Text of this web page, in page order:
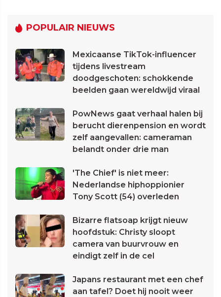
POPULAIR NIEUWS
Mexicaanse TikTok-influencer
tijdens livestream
doodgeschoten: schokkende
beelden gaan wereldwijd viraal
PowNews gaat verhaal halen bij
berucht dierenpension en wordt
zelf aangevallen: cameraman
belandt onder drie man
'The Chief' is niet meer:
Nederlandse hiphoppionier
Tony Scott (54) overleden
Bizarre flatsoap krijgt nieuw
hoofdstuk: Christy sloopt
camera van buurvrouw en
eindigt zelf in de cel
Japans restaurant met een chef
aan tafel? Doet hij nooit weer